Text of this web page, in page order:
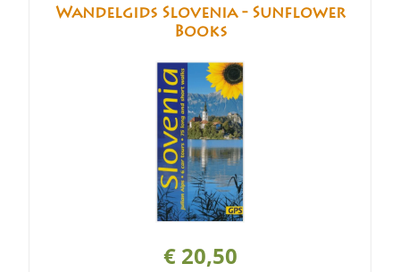
Wandelgids Slovenia - Sunflower
Books
€ 20,50